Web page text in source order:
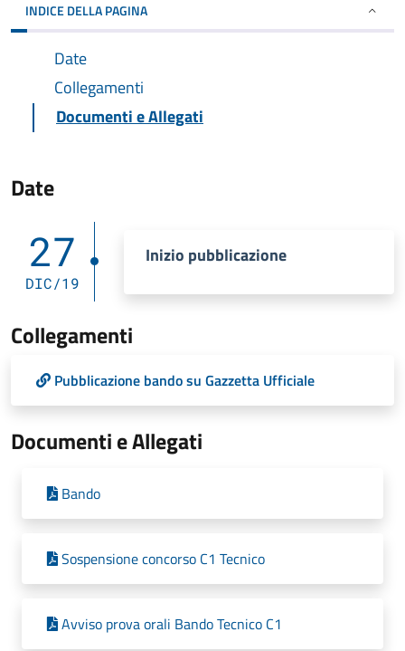
INDICE DELLA PAGINA
Date
Collegamenti
Documenti e Allegati
Date
27
DIC/19
Inizio pubblicazione
Collegamenti
Pubblicazione bando su Gazzetta Ufficiale
Documenti e Allegati
Bando
Sospensione concorso C1 Tecnico
Avviso prova orali Bando Tecnico C1